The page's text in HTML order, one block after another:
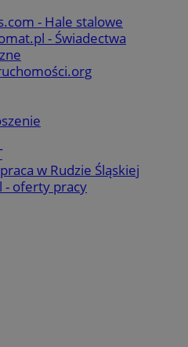
- Hale stalowe
- Świadectwa
w Rudzie Śląskiej
- oferty pracy